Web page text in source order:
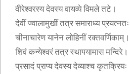
वीरेश्वरस्य देवस्य वायव्ये विमले तटे।
देवीं ज्वालामुखीं तत्र समाराध्य
चीनाचारेण यानेन लोहिनीं रक्तवर्णिकाम्।
शिवं कन्येश्वरं तत्र स्थापयामास
प्रसादं प्राप्य देवस्य देव्याश्च